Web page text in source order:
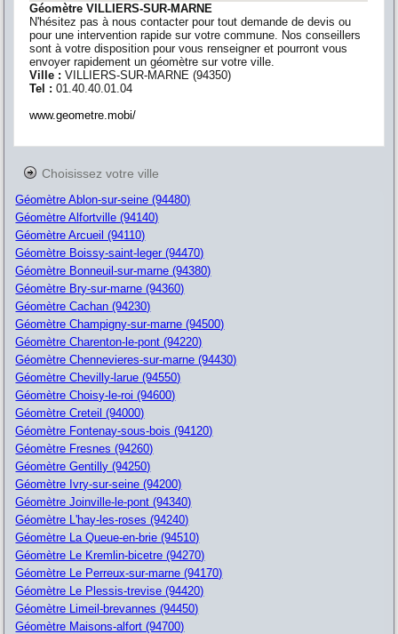
Géomètre VILLIERS-SUR-MARNE
N'hésitez pas à nous contacter pour tout demande de devis ou
pour une intervention rapide sur votre commune. Nos conseillers
sont à votre disposition pour vous renseigner et pourront vous
envoyer rapidement un géomètre sur votre ville.
Ville :VILLIERS-SUR-MARNE (94350)
Tel :01.40.40.01.04
www.geometre.mobi/
Choisissez votre ville
Géomètre Ablon-sur-seine (94480)
Géomètre Alfortville (94140)
Géomètre Arcueil (94110)
Géomètre Boissy-saint-leger (94470)
Géomètre Bonneuil-sur-marne (94380)
Géomètre Bry-sur-marne (94360)
Géomètre Cachan (94230)
Géomètre Champigny-sur-marne (94500)
Géomètre Charenton-le-pont (94220)
Géomètre Chennevieres-sur-marne (94430)
Géomètre Chevilly-larue (94550)
Géomètre Choisy-le-roi (94600)
Géomètre Creteil (94000)
Géomètre Fontenay-sous-bois (94120)
Géomètre Fresnes (94260)
Géomètre Gentilly (94250)
Géomètre Ivry-sur-seine (94200)
Géomètre Joinville-le-pont (94340)
Géomètre L'hay-les-roses (94240)
Géomètre La Queue-en-brie (94510)
Géomètre Le Kremlin-bicetre (94270)
Géomètre Le Perreux-sur-marne (94170)
Géomètre Le Plessis-trevise (94420)
Géomètre Limeil-brevannes (94450)
Géomètre Maisons-alfort (94700)